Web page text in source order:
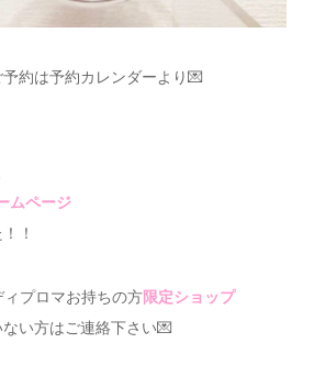
約は予約カレンダーより💌
ムページ
！
ィプロマお持ちの方限定ショップ
い方はご連絡下さい💌